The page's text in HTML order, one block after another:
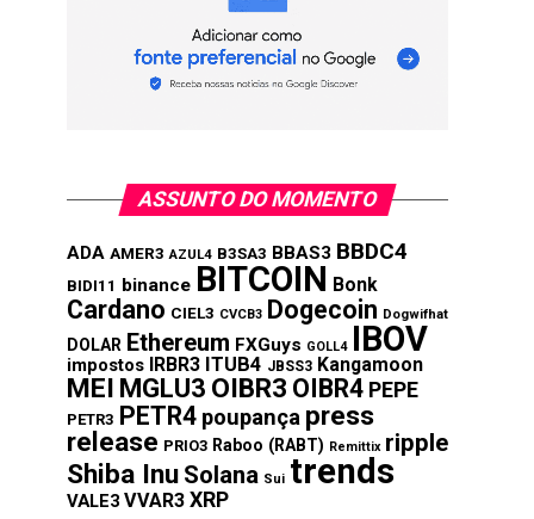
ASSUNTO DO MOMENTO
ADA AMER3 AZUL4 B3SA3 BBAS3 BBDC4
BIDI11 binance BITCOIN Bonk
Cardano CIEL3 CVCB3 Dogecoin Dogwifhat
DOLAR Ethereum FXGuys GOLL4 IBOV
impostos IRBR3 ITUB4 JBSS3 Kangamoon
MEI MGLU3 OIBR3 OIBR4 PEPE
PETR3 PETR4 poupança press
release PRIO3 Raboo (RABT) Remittix ripple
Shiba Inu Solana Sui trends
VALE3 VVAR3 XRP